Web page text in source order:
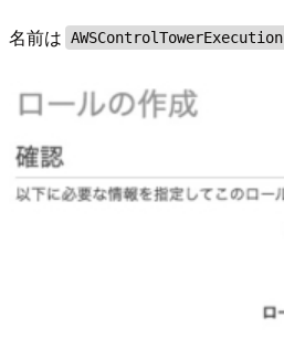
名前は AWSControlTowerExecution